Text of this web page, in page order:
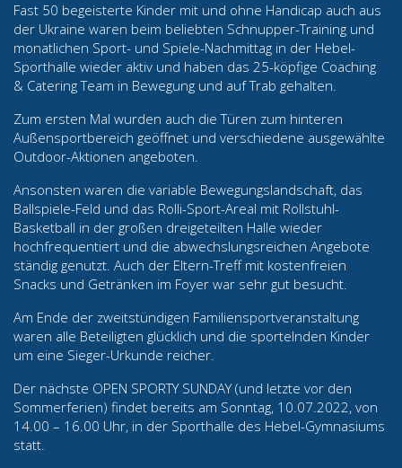
Fast 50 begeisterte Kinder mit und ohne Handicap auch aus
der Ukraine waren beim beliebten Schnupper-Training und
monatlichen Sport- und Spiele-Nachmittag in der Hebel-
Sporthalle wieder aktiv und haben das 25-köpfige Coaching
& Catering Team in Bewegung und auf Trab gehalten.
Zum ersten Mal wurden auch die Türen zum hinteren
Außensportbereich geöffnet und verschiedene ausgewählte
Outdoor-Aktionen angeboten.
Ansonsten waren die variable Bewegungslandschaft, das
Ballspiele-Feld und das Rolli-Sport-Areal mit Rollstuhl-
Basketball in der großen dreigeteilten Halle wieder
hochfrequentiert und die abwechslungsreichen Angebote
ständig genutzt. Auch der Eltern-Treff mit kostenfreien
Snacks und Getränken im Foyer war sehr gut besucht.
Am Ende der zweitstündigen Familiensportveranstaltung
waren alle Beteiligten glücklich und die sportelnden Kinder
um eine Sieger-Urkunde reicher.
Der nächste OPEN SPORTY SUNDAY (und letzte vor den
Sommerferien) findet bereits am Sonntag, 10.07.2022, von
14.00 – 16.00 Uhr, in der Sporthalle des Hebel-Gymnasiums
statt.